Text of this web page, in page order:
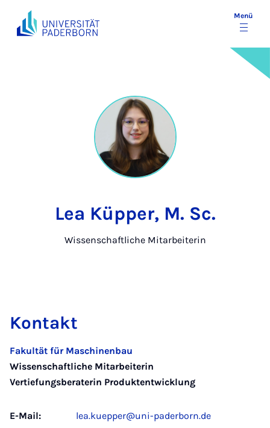
Menü
Lea Küpper, M. Sc.
Wissenschaftliche Mitarbeiterin
Kontakt
Fakultät für Maschinenbau
Wissenschaftliche Mitarbeiterin
Vertiefungsberaterin Produktentwicklung
E-Mail: lea.kuepper@uni-paderborn.de